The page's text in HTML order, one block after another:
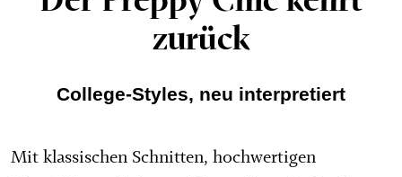
zurück
College-Styles, neu interpretiert
Mit klassischen Schnitten, hochwertigen